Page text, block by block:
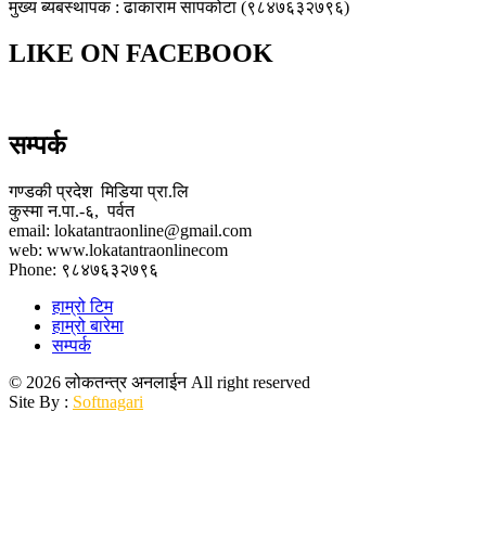
मुख्य ब्यबस्थापक : ढाकाराम सापकोटा (९८४७६३२७९६)
LIKE ON FACEBOOK
सम्पर्क
गण्डकी प्रदेश मिडिया प्रा.लि
कुस्मा न.पा.-६, पर्वत
email: lokatantraonline@gmail.com
web: www.lokatantraonlinecom
Phone: ९८४७६३२७९६
हाम्रो टिम
हाम्रो बारेमा
सम्पर्क
© 2026 लोकतन्त्र अनलाईन All right reserved
Site By : Softnagari